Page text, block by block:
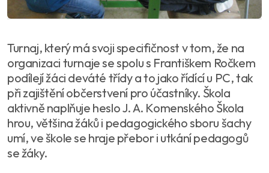
Turnaj, který má svoji specifičnost v tom, že na
organizaci turnaje se spolu s Františkem Ročkem
podílejí žáci deváté třídy a to jako řídící u PC, tak
při zajištění občerstvení pro účastníky. Škola
aktivně naplňuje heslo J. A. Komenského Škola
hrou, většina žáků i pedagogického sboru šachy
umí, ve škole se hraje přebor i utkání pedagogů
se žáky.